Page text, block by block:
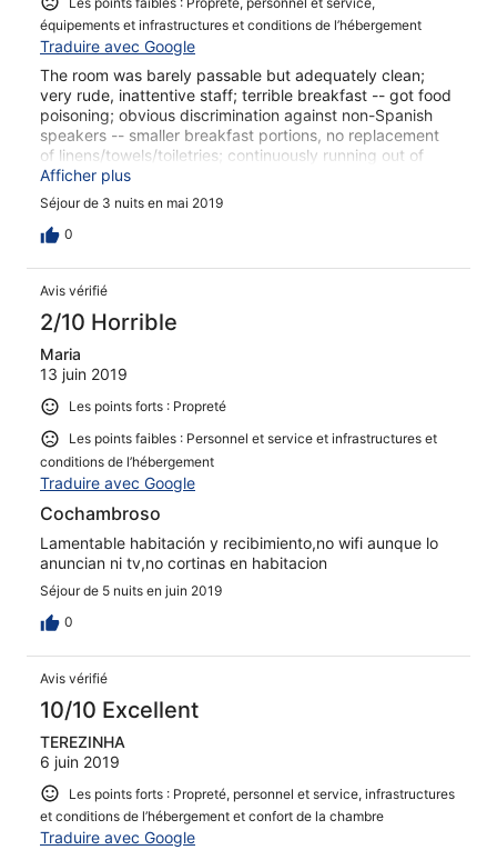
équipements et infrastructures et conditions de l’hébergement
Traduire avec Google
The room was barely passable but adequately clean;
very rude, inattentive staff; terrible breakfast -- got food
poisoning; obvious discrimination against non-Spanish
speakers -- smaller breakfast portions, no replacement
of linens/towels/toiletries; continuously running out of
drinking water; would never stay there again. Actually,
Isabella island is not really worth the money/effort/trouble
to visit in the first place -- officials demand USD20 from
each pax upon disembarking from cramped, dangerous
want to be abused at every turn, you better stay away
and, instead, visit places that still respect budget
travelers and backpackers!!
Afficher plus
Séjour de 3 nuits en mai 2019
0
Avis vérifié
2/10 Horrible
Maria
13 juin 2019
Les points forts : Propreté
Les points faibles : Personnel et service et infrastructures et
conditions de l’hébergement
Traduire avec Google
Cochambroso
Lamentable habitación y recibimiento,no wifi aunque lo
anuncian ni tv,no cortinas en habitacion
Séjour de 5 nuits en juin 2019
0
Avis vérifié
10/10 Excellent
TEREZINHA
6 juin 2019
Les points forts : Propreté, personnel et service, infrastructures
et conditions de l’hébergement et confort de la chambre
Traduire avec Google